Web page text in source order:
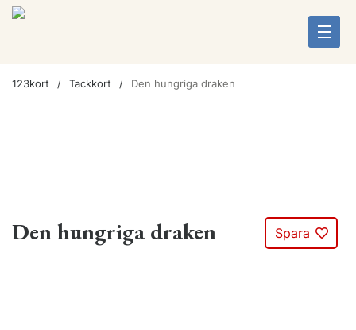
123kort Tackkort Den hungriga draken
Den hungriga draken Spara